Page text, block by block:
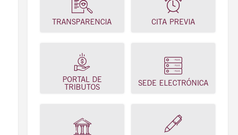
TRANSPARENCIA CITA PREVIA
PORTAL DE
TRIBUTOS
SEDE ELECTRÓNICA